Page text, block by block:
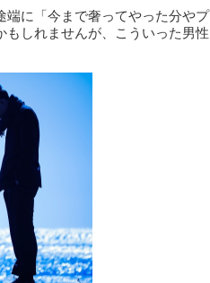
に「今まで奢ってやった分やプ
もしれませんが、こういった男性